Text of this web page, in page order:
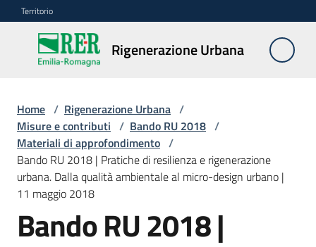
Vai al contenuto
Vai alla navigazione
Vai al footer
Territorio
Rigenerazione Urbana
Rigenerazione
Urbana
Misure
e
contributi
Menu selezionato
Strumenti
Divulgazione
Home / Rigenerazione Urbana /
Misure e contributi / Bando RU 2018 /
Materiali di approfondimento /
Bando RU 2018 | Pratiche di resilienza e rigenerazione
urbana. Dalla qualità ambientale al micro-design urbano |
11 maggio 2018
Bando RU 2018 |